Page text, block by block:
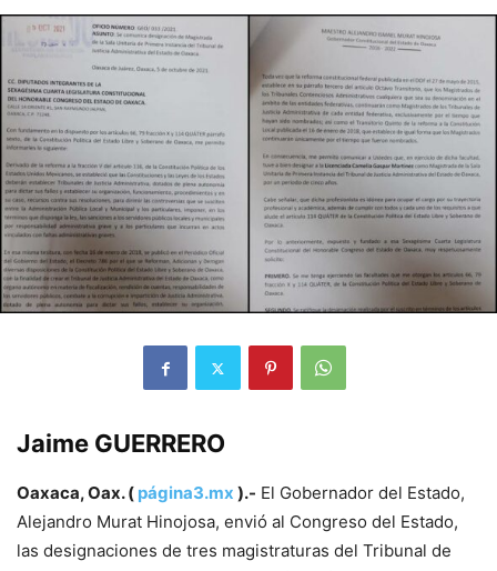
Jaime GUERRERO
Oaxaca, Oax. ( página3.mx ).- El Gobernador del Estado,
Alejandro Murat Hinojosa, envió al Congreso del Estado,
las designaciones de tres magistraturas del Tribunal de